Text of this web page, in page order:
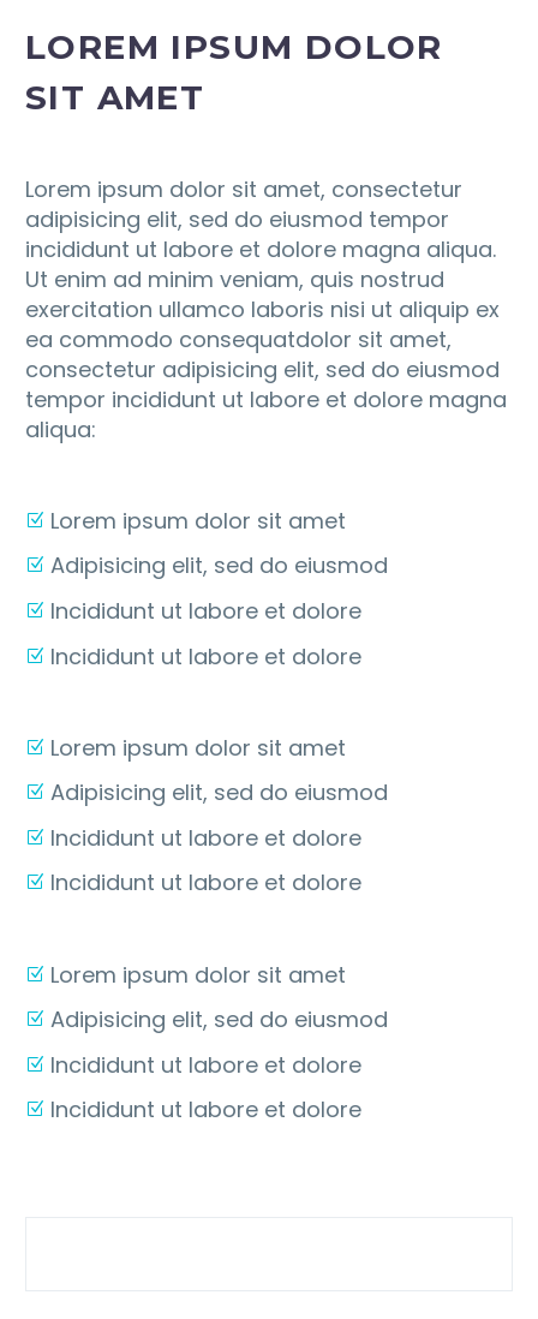
LOREM IPSUM DOLOR
SIT AMET
Lorem ipsum dolor sit amet, consectetur
adipisicing elit, sed do eiusmod tempor
incididunt ut labore et dolore magna aliqua.
Ut enim ad minim veniam, quis nostrud
exercitation ullamco laboris nisi ut aliquip ex
ea commodo consequatdolor sit amet,
consectetur adipisicing elit, sed do eiusmod
tempor incididunt ut labore et dolore magna
aliqua:
Lorem ipsum dolor sit amet
Adipisicing elit, sed do eiusmod
Incididunt ut labore et dolore
Incididunt ut labore et dolore
Lorem ipsum dolor sit amet
Adipisicing elit, sed do eiusmod
Incididunt ut labore et dolore
Incididunt ut labore et dolore
Lorem ipsum dolor sit amet
Adipisicing elit, sed do eiusmod
Incididunt ut labore et dolore
Incididunt ut labore et dolore